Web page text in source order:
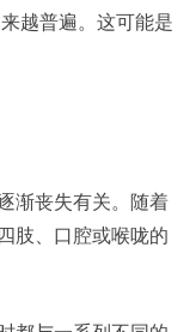
越普遍。这可能是
渐丧失有关。随着
肢、口腔或喉咙的